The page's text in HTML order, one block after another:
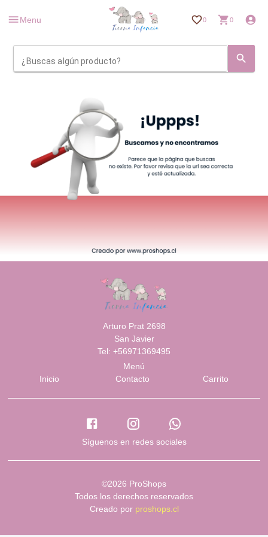
Menu 0 0
¿Buscas algún producto?
Arturo Prat 2698
San Javier
Tel: +56971369495
Menú
Inicio
Contacto Carrito
Síguenos en redes sociales
©2026 ProShops
Todos los derechos reservados
Creado por proshops.cl